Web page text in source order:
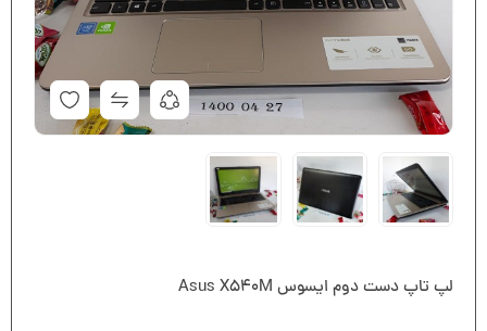
لپ تاپ دست دوم ایسوس Asus X540M